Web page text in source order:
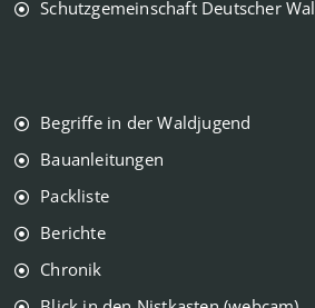
Schutzgemeinschaft Deutscher
Begriffe in der Waldjugend
Bauanleitungen
Packliste
Berichte
Chronik